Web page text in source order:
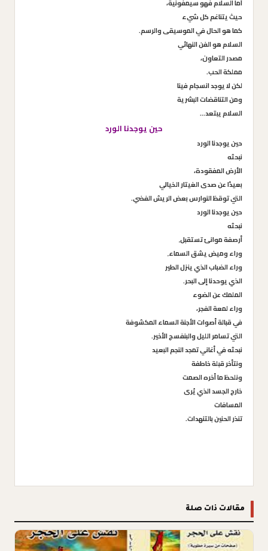
أما السلام فهو سيمفونية،
حيث يتناغم كل شيء
كما هو الحال في الموسيقى والرسم.
السلام هو الفن النهائي
مصدر التعاون،
مملكة الحب.
لكن لا يوجد انسجام فينا
ومن التناقضات البشرية
السلام يبتعد…
حين يوجدنا الورد
حين يوجدنا الورد
نبحثه
الأرض المفقودة،
بعيدًا عن صدى الغيتار الخيالي
التي توقظ النوارس بعض الريش الفضي.
حين يوجدنا الورد
نبحثه
أرصفة موانئ تستقبل٬
وراء وميض يشق السماء٬
وراء الضباب الذي ينزل الطير
الذي يوحدنا إلى البحر.
الملمك عن الضوء
وراء لمعة الفجر،
في قبالة أصوات الأجنة السماء المكشوفة
التي تسامر الليل والبنفسج الأخير.
نبحثه في أغاني تمجد النجم البعيد
ونتأخر قبلة خاطفة
ونلحظ ما أخره الصمت
خارج الجسد الذي يُرى
المسافات
تنذر الحنين بالتنهدات.
مقالات ذات صلة